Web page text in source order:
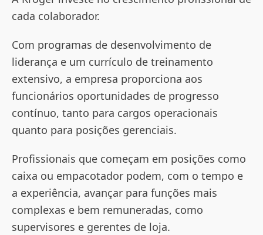
cada colaborador.
Com programas de desenvolvimento de
liderança e um currículo de treinamento
extensivo, a empresa proporciona aos
funcionários oportunidades de progresso
contínuo, tanto para cargos operacionais
quanto para posições gerenciais.
Profissionais que começam em posições como
caixa ou empacotador podem, com o tempo e
a experiência, avançar para funções mais
complexas e bem remuneradas, como
supervisores e gerentes de loja​​.